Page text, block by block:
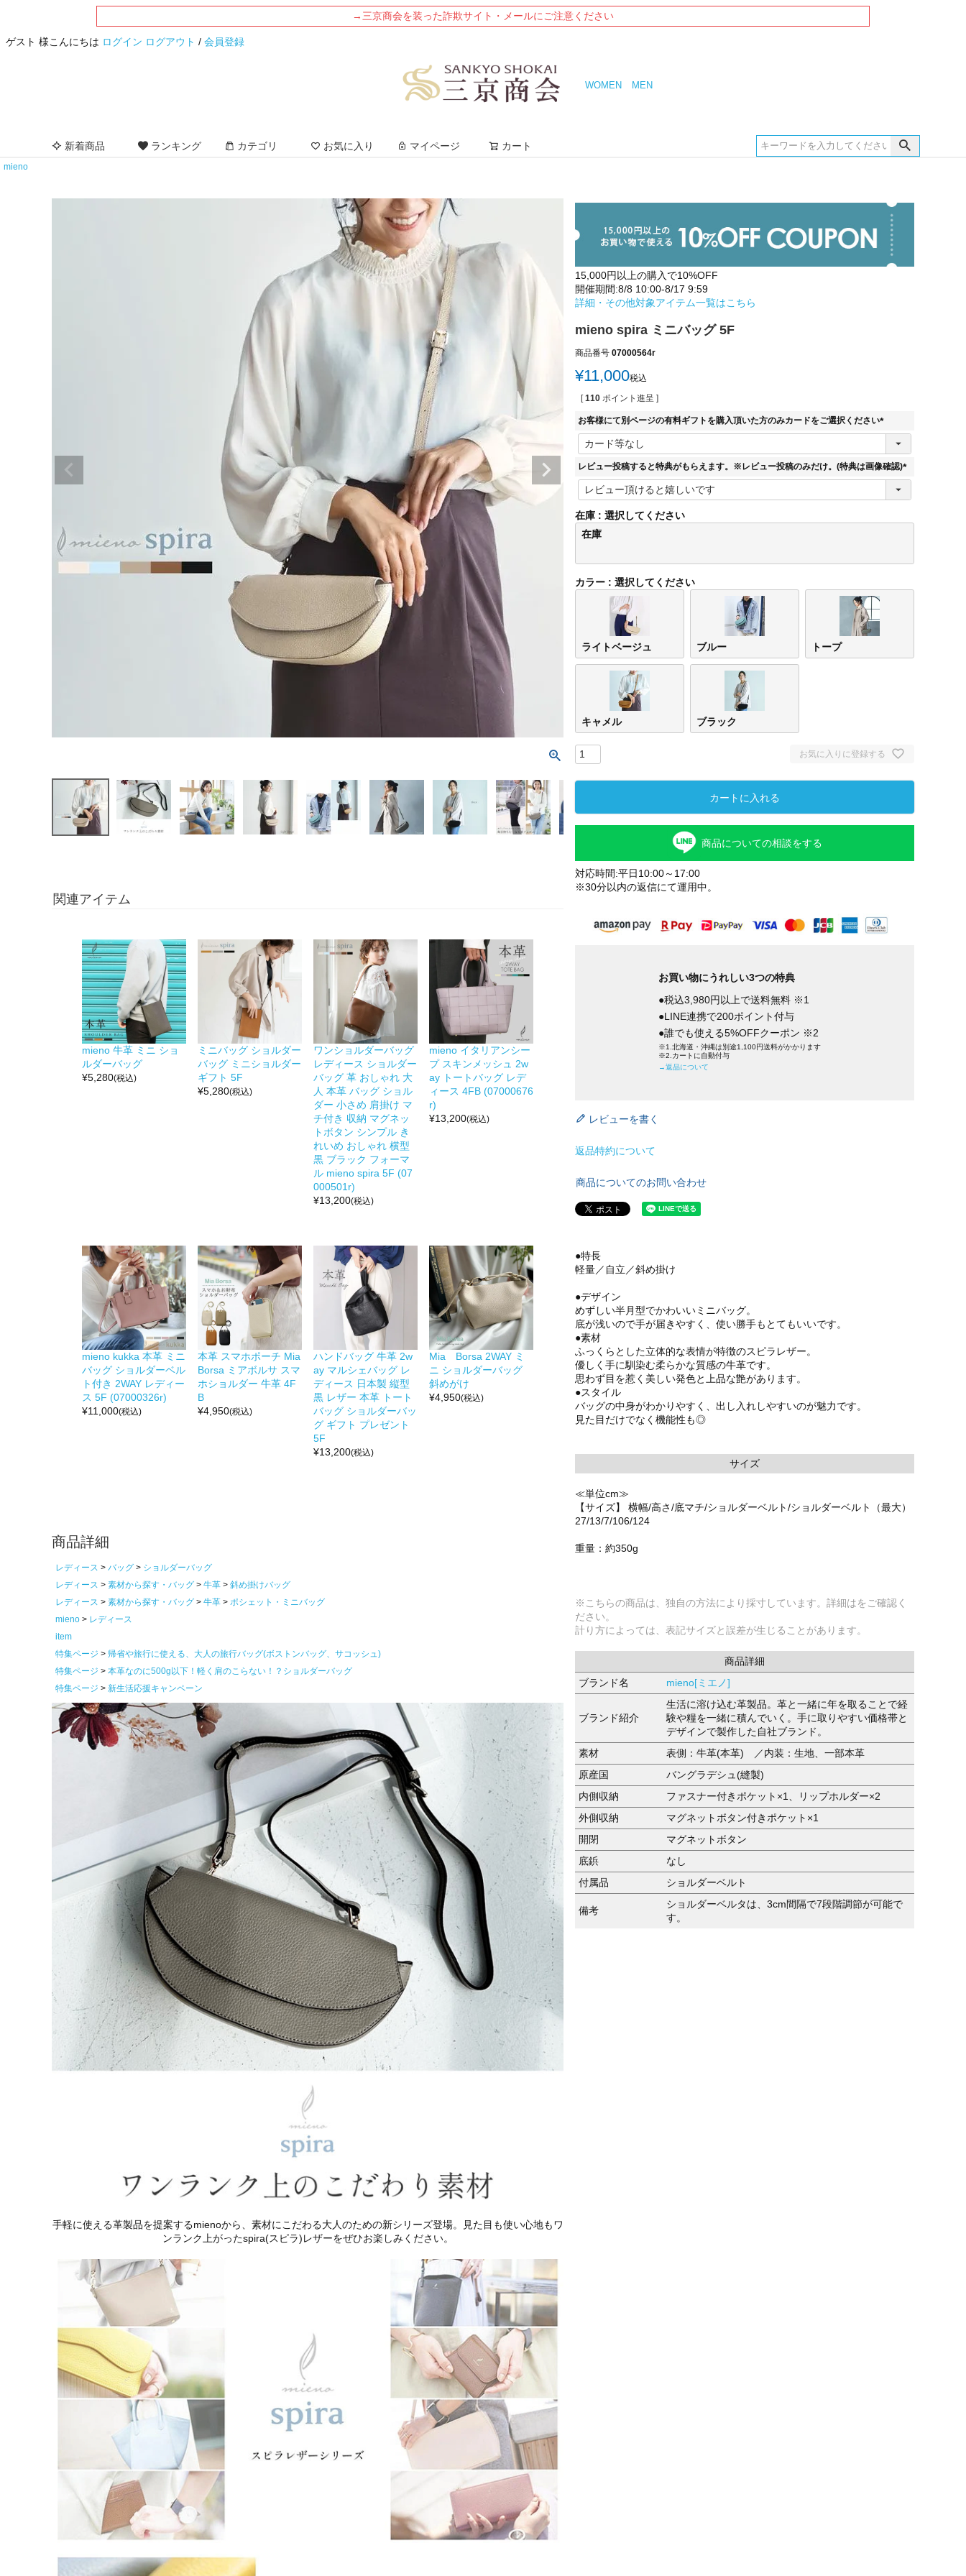
→三京商会を装った詐欺サイト・メールにご注意ください
ゲスト 様こんにちは ログイン ログアウト / 会員登録
WOMEN MEN
新着商品 ランキング カテゴリ お気に入り マイページ カート
mieno
関連アイテム
mieno 牛革 ミニ ショ
ルダーバッグ
¥5,280(税込)
ミニバッグ ショルダー
バッグ ミニショルダー
ギフト 5F
¥5,280(税込)
ワンショルダーバッグ
レディース ショルダー
バッグ 革 おしゃれ 大
人 本革 バッグ ショル
ダー 小さめ 肩掛け マ
チ付き 収納 マグネッ
トボタン シンプル き
れいめ おしゃれ 横型
黒 ブラック フォーマ
ル mieno spira 5F (07
000501r)
¥13,200(税込)
mieno イタリアンシー
プ スキンメッシュ 2w
ay トートバッグ レデ
ィース 4FB (07000676
r)
¥13,200(税込)
mieno kukka 本革 ミニ
バッグ ショルダーベル
ト付き 2WAY レディー
ス 5F (07000326r)
¥11,000(税込)
本革 スマホポーチ Mia
Borsa ミアボルサ スマ
ホショルダー 牛革 4F
B
¥4,950(税込)
ハンドバッグ 牛革 2w
ay マルシェバッグ レ
ディース 日本製 縦型
黒 レザー 本革 トート
バッグ ショルダーバッ
グ ギフト プレゼント
5F
¥13,200(税込)
Mia Borsa 2WAY ミ
ニ ショルダーバッグ
斜めがけ
¥4,950(税込)
商品詳細
レディース バッグ
ショルダーバッグ
レディース
素材から探す・バッグ 牛革
斜め掛けバッグ
レディース
素材から探す・バッグ 牛革
ポシェット・ミニバッグ
mieno
レディース
item
特集ページ
帰省や旅行に使える、大人の旅行バッグ(ボストンバッグ、サコッシュ)
特集ページ
本革なのに500g以下！軽く肩のこらない！？ショルダーバッグ
特集ページ
新生活応援キャンペーン
手軽に使える革製品を提案するmienoから、素材にこだわる大人のための新シリーズ登場。見た目も使い心地もワ
ンランク上がったspira(スピラ)レザーをぜひお楽しみください。
15,000円以上の購入で10%OFF
開催期間:8/8 10:00-8/17 9:59
詳細・その他対象アイテム一覧はこちら
mieno spira ミニバッグ 5F
商品番号 07000564r
¥11,000税込
[ 110 ポイント進呈 ]
お客様にて別ページの有料ギフトを購入頂いた方のみカードをご選択ください
(
須
レビュー投稿すると特典がもらえます。※レビュー投稿のみだけ。(特典は画像確認)
(
)
在庫
選択してください
在庫
カラー 選択してください
ライトベージュ ブルー トープ
キャメル ブラック
お気に入りに登録する
カートに入れる
商品についての相談をする
対応時間:平日10:00～17:00
※30分以内の返信にて運用中。
お買い物にうれしい3つの特典
●税込3,980円以上で送料無料 ※1
●LINE連携で200ポイント付与
●誰でも使える5%OFFクーポン ※2
※1.北海道・沖縄は別途1,100円送料がかかります
※2.カートに自動付与
→返品について
レビューを書く
返品特約について
商品についてのお問い合わせ
●特長
軽量／自立／斜め掛け
●デザイン
めずしい半月型でかわいいミニバッグ。
底が浅いので手が届きやすく、使い勝手もとてもいいです。
●素材
ふっくらとした立体的な表情が特徴のスピラレザー。
優しく手に馴染む柔らかな質感の牛革です。
思わず目を惹く美しい発色と上品な艶があります。
●スタイル
バッグの中身がわかりやすく、出し入れしやすいのが魅力です。
見た目だけでなく機能性も◎
サイズ
≪単位cm≫
【サイズ】 横幅/高さ/底マチ/ショルダーベルト/ショルダーベルト（最大）
27/13/7/106/124
重量：約350g
※こちらの商品は、独自の方法により採寸しています。詳細はをご確認く
ださい。
計り方によっては、表記サイズと誤差が生じることがあります。
商品詳細
ブランド名
mieno[ミエノ]
ブランド紹介
生活に溶け込む革製品。革と一緒に年を取ることで経
験や糧を一緒に積んでいく。手に取りやすい価格帯と
デザインで製作した自社ブランド。
素材
表側：牛革(本革) ／内装：生地、一部本革
原産国
バングラデシュ(縫製)
内側収納
ファスナー付きポケット×1、リップホルダー×2
外側収納
マグネットボタン付きポケット×1
開閉
マグネットボタン
底鋲
なし
付属品
ショルダーベルト
備考
ショルダーベルタは、3cm間隔で7段階調節が可能で
す。